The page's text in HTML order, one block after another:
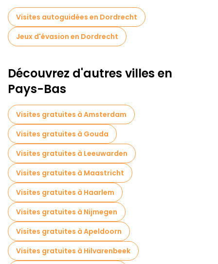
Visites autoguidées en Dordrecht
Jeux d'évasion en Dordrecht
Découvrez d'autres villes en
Pays-Bas
Visites gratuites à Amsterdam
Visites gratuites à Gouda
Visites gratuites à Leeuwarden
Visites gratuites à Maastricht
Visites gratuites à Haarlem
Visites gratuites à Nijmegen
Visites gratuites à Apeldoorn
Visites gratuites à Hilvarenbeek